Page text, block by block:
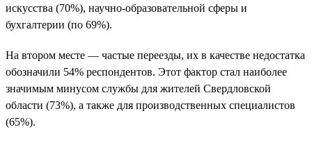
искусства (70%), научно-образовательной сферы и
бухгалтерии (по 69%).
На втором месте — частые переезды, их в качестве недостатка
обозначили 54% респондентов. Этот фактор стал наиболее
значимым минусом службы для жителей Свердловской
области (73%), а также для производственных специалистов
(65%).